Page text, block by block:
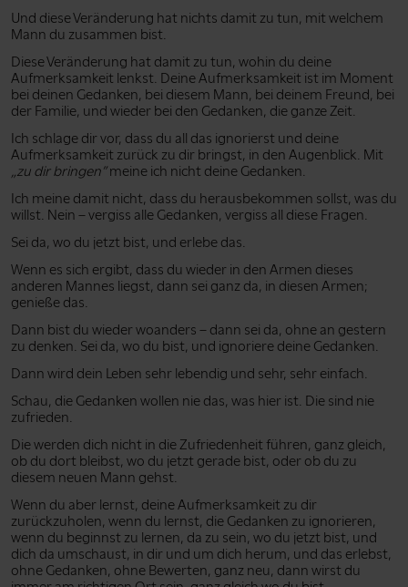
Und diese Veränderung hat nichts damit zu tun, mit welchem
Mann du zusammen bist.
Diese Veränderung hat damit zu tun, wohin du deine
Aufmerksamkeit lenkst. Deine Aufmerksamkeit ist im Moment
bei deinen Gedanken, bei diesem Mann, bei deinem Freund, bei
der Familie, und wieder bei den Gedanken, die ganze Zeit.
Ich schlage dir vor, dass du all das ignorierst und deine
Aufmerksamkeit zurück zu dir bringst, in den Augenblick. Mit
„zu dir bringen”meine ich nicht deine Gedanken.
Ich meine damit nicht, dass du herausbekommen sollst, was du
willst. Nein – vergiss alle Gedanken, vergiss all diese Fragen.
Sei da, wo du jetzt bist, und erlebe das.
Wenn es sich ergibt, dass du wieder in den Armen dieses
anderen Mannes liegst, dann sei ganz da, in diesen Armen;
genieße das.
Dann bist du wieder woanders – dann sei da, ohne an gestern
zu denken. Sei da, wo du bist, und ignoriere deine Gedanken.
Dann wird dein Leben sehr lebendig und sehr, sehr einfach.
Schau, die Gedanken wollen nie das, was hier ist. Die sind nie
zufrieden.
Die werden dich nicht in die Zufriedenheit führen, ganz gleich,
ob du dort bleibst, wo du jetzt gerade bist, oder ob du zu
diesem neuen Mann gehst.
Wenn du aber lernst, deine Aufmerksamkeit zu dir
zurückzuholen, wenn du lernst, die Gedanken zu ignorieren,
wenn du beginnst zu lernen, da zu sein, wo du jetzt bist, und
dich da umschaust, in dir und um dich herum, und das erlebst,
ohne Gedanken, ohne Bewerten, ganz neu, dann wirst du